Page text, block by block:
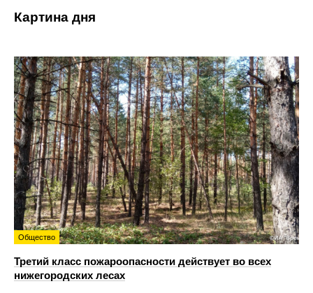
Картина дня
Общество
Третий класс пожароопасности действует во всех
нижегородских лесах